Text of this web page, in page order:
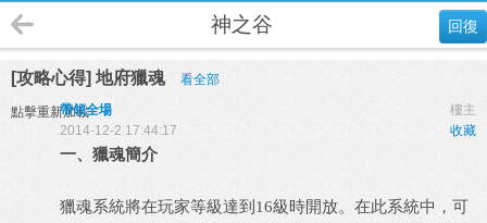
回復
神之谷
[攻略心得] 地府獵魂 看全部
點擊重新加載 樓主
帶領全場
收藏
2014-12-2 17:44:17
一、獵魂簡介
獵魂系統將在玩家等級達到16級時開放。在此系統中，可